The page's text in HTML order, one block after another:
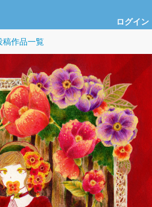
ログイン
稿作品一覧